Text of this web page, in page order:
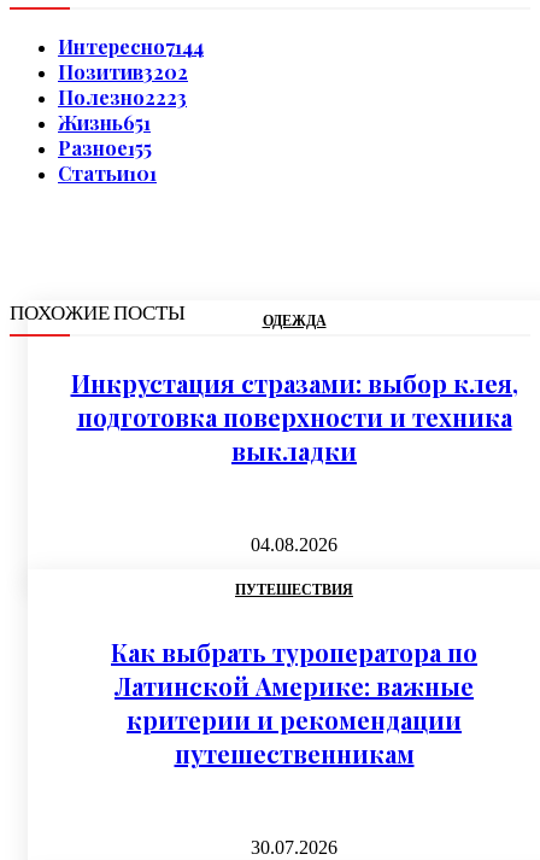
Интересно7144
Позитив3202
Полезно2223
Жизнь651
Разное155
Статьи101
ПОХОЖИЕ ПОСТЫ ОДЕЖДА
Инкрустация стразами: выбор клея,
подготовка поверхности и техника
выкладки
04.08.2026
ПУТЕШЕСТВИЯ
Как выбрать туроператора по
Латинской Америке: важные
критерии и рекомендации
путешественникам
30.07.2026